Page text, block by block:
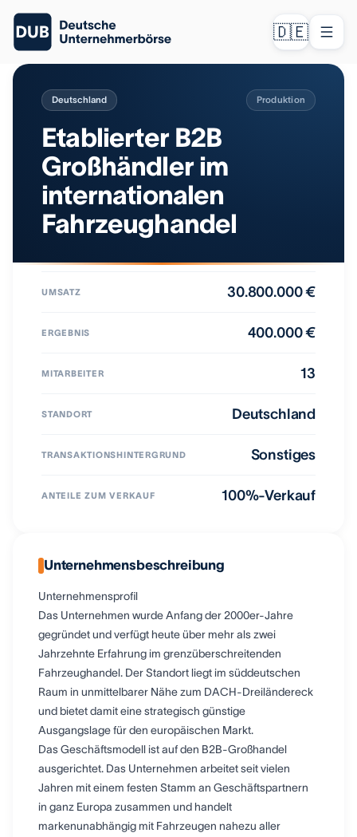
🇩🇪
Deutschland Produktion
Etablierter B2B
Großhändler im
internationalen
Fahrzeughandel
UMSATZ 30.800.000 €
ERGEBNIS 400.000 €
MITARBEITER 13
STANDORT Deutschland
TRANSAKTIONSHINTERGRUND Sonstiges
ANTEILE ZUM VERKAUF 100%-Verkauf
Unternehmensbeschreibung
Unternehmensprofil
Das Unternehmen wurde Anfang der 2000er-Jahre
gegründet und verfügt heute über mehr als zwei
Jahrzehnte Erfahrung im grenzüberschreitenden
Fahrzeughandel. Der Standort liegt im süddeutschen
Raum in unmittelbarer Nähe zum DACH-Dreiländereck
und bietet damit eine strategisch günstige
Ausgangslage für den europäischen Markt.
Das Geschäftsmodell ist auf den B2B-Großhandel
ausgerichtet. Das Unternehmen arbeitet seit vielen
Jahren mit einem festen Stamm an Geschäftspartnern
in ganz Europa zusammen und handelt
markenunabhängig mit Fahrzeugen nahezu aller